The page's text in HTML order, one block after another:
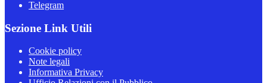
Telegram
Sezione Link Utili
Cookie policy
Note legali
Informativa Privacy